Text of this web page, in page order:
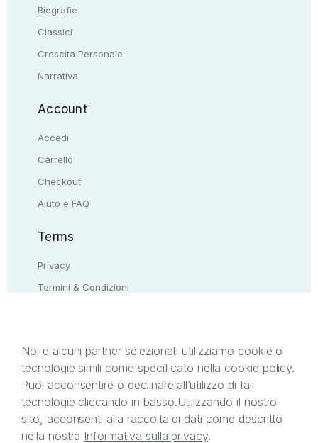
Biografie
Classici
Crescita Personale
Narrativa
Account
Accedi
Carrello
Checkout
Aiuto e FAQ
Terms
Privacy
Termini & Condizioni
Il presente sito web è di proprietà di StreetLib S.r.l.
titolare di tutti i diritti di proprietà intellettuale
afferenti ai marchi, loghi e segni distintivi presenti
sul sito web. Si invita l’utente a prendere visione
Noi e alcuni partner selezionati utilizziamo cookie o
tecnologie simili come specificato nella cookie policy.
Puoi acconsentire o declinare all’utilizzo di tali
tecnologie cliccando in basso.Utilizzando il nostro
sito, acconsenti alla raccolta di dati come descritto
nella nostra Informativa sulla privacy.